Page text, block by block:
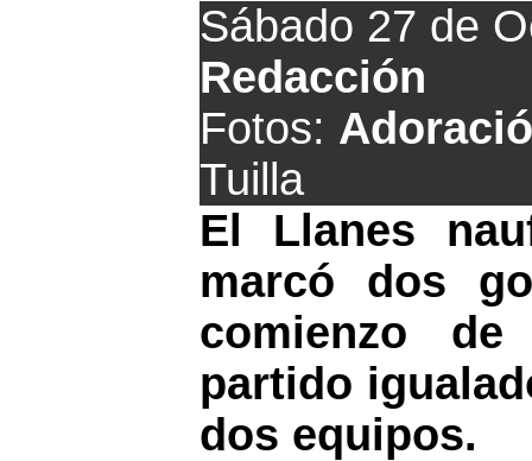
Sábado 27 de
Redacción
Fotos:
Tuilla
El Llanes
marcó dos
comienzo
partido
dos equipos.